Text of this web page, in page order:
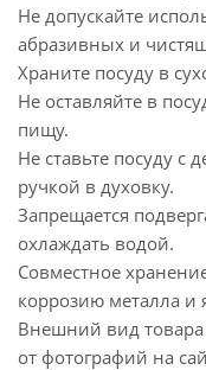
Не допускайте
абразивных и
Храните посуду в
Не оставляйте в
пищу.
Не ставьте посуду с
ручкой в духовку.
Запрещается
охлаждать водой.
Совместное
коррозию металла и
Внешний вид товара
от фотографий на